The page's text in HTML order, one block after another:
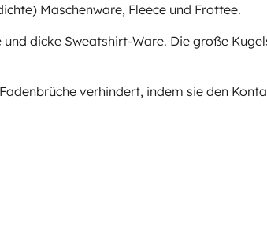
Maschenware, Fleece und Frottee.
dicke Sweatshirt-Ware. Die große
verhindert, indem sie den